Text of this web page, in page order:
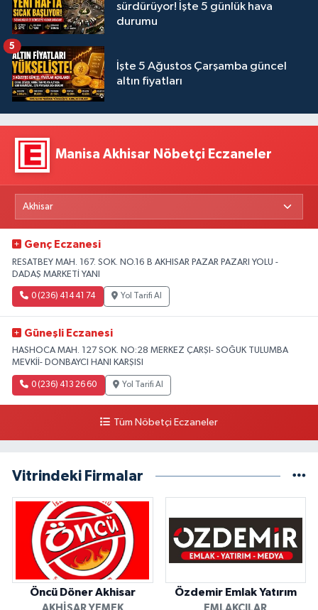
sürdürüyor! İşte 5 günlük hava
durumu
İşte 5 Ağustos Çarşamba güncel
altın fiyatları
5
Manisa Akhisar Nöbetçi Eczaneler
Genç Eczanesi
RESATBEY MAH. 167. SOK. NO.16 B AKHISAR PAZAR PAZARI YOLU -
DADAŞ MARKETİ YANI
0 (236) 414 41 74 Yol Tarifi Al
Güneşli Eczanesi
HASHOCA MAH. 127 SOK. NO:28 MERKEZ ÇARŞI- SOĞUK TULUMBA
MEVKİİ- DONBAYCI HANI KARŞISI
0 (236) 413 26 60 Yol Tarifi Al
Tüm Nöbetçi Eczaneler
Vitrindeki Firmalar
Öncü Döner Akhisar Özdemir Emlak Yatırım